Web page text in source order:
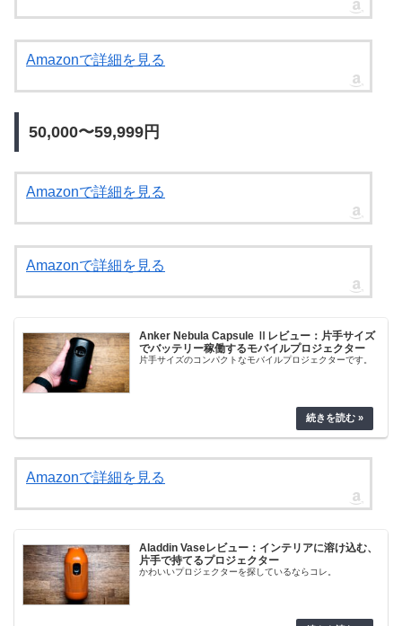
Amazonで詳細を見る
50,000〜59,999円
Amazonで詳細を見る
Amazonで詳細を見る
Anker Nebula Capsule Ⅱレビュー：片手サイズ
でバッテリー稼働するモバイルプロジェクター
片手サイズのコンパクトなモバイルプロジェクターです。
Amazonで詳細を見る
Aladdin Vaseレビュー：インテリアに溶け込む、
片手で持てるプロジェクター
かわいいプロジェクターを探しているならコレ。